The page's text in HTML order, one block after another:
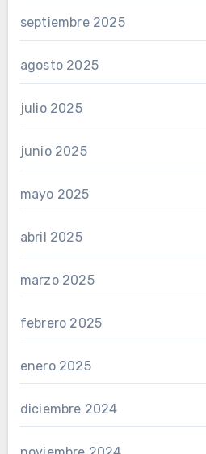
septiembre 2025
agosto 2025
julio 2025
junio 2025
mayo 2025
abril 2025
marzo 2025
febrero 2025
enero 2025
diciembre 2024